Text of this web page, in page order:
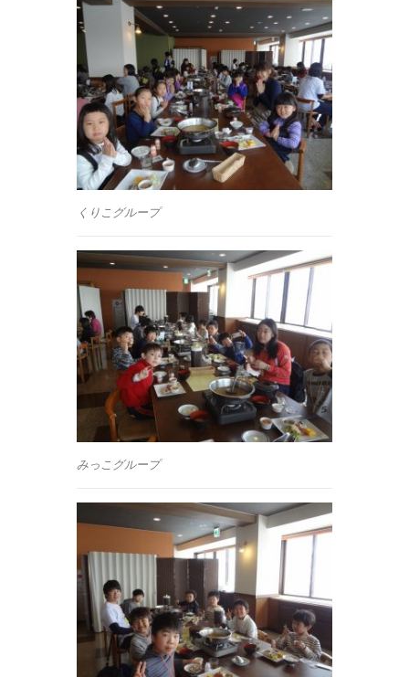
くりこグループ
みっこグループ